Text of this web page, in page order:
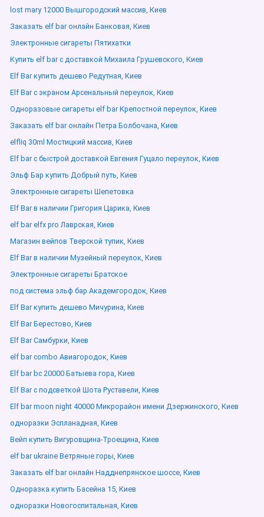
lost mary 12000 Вышгородский массив, Киев
Заказать elf bar онлайн Банковая, Киев
Электронные сигареты Пятихатки
Купить elf bar с доставкой Михаила Грушевского, Киев
Elf Bar купить дешево Редутная, Киев
Elf Bar с экраном Арсенальный переулок, Киев
Одноразовые сигареты elf bar Крепостной переулок, Киев
Заказать elf bar онлайн Петра Болбочана, Киев
elfliq 30ml Мостицкий массив, Киев
Elf bar с быстрой доставкой Евгения Гуцало переулок, Киев
Эльф Бар купить Добрый путь, Киев
Электронные сигареты Шепетовка
Elf Bar в наличии Григория Царика, Киев
elf bar elfx pro Лаврская, Киев
Магазин вейпов Тверской тупик, Киев
Elf Bar в наличии Музейный переулок, Киев
Электронные сигареты Братское
под система эльф бар Академгородок, Киев
Elf Bar купить дешево Мичурина, Киев
Elf Bar Берестово, Киев
Elf Bar Самбурки, Киев
elf bar combo Авиагородок, Киев
Elf bar bc 20000 Батыева гора, Киев
Elf Bar с подсветкой Шота Руставели, Киев
Elf bar moon night 40000 Микрорайон имени Дзержинского, Киев
одноразки Эспланадная, Киев
Вейп купить Вигуровщина-Троещина, Киев
elf bar ukraine Ветряные горы, Киев
Заказать elf bar онлайн Надднепрянское шоссе, Киев
Одноразка купить Басейна 15, Киев
одноразки Новогоспитальная, Киев